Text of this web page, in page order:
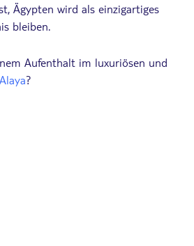
Ägypten wird als einzigartiges
bleiben.
Aufenthalt im luxuriösen und
?